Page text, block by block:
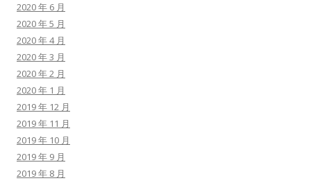
2020 年 6 月
2020 年 5 月
2020 年 4 月
2020 年 3 月
2020 年 2 月
2020 年 1 月
2019 年 12 月
2019 年 11 月
2019 年 10 月
2019 年 9 月
2019 年 8 月